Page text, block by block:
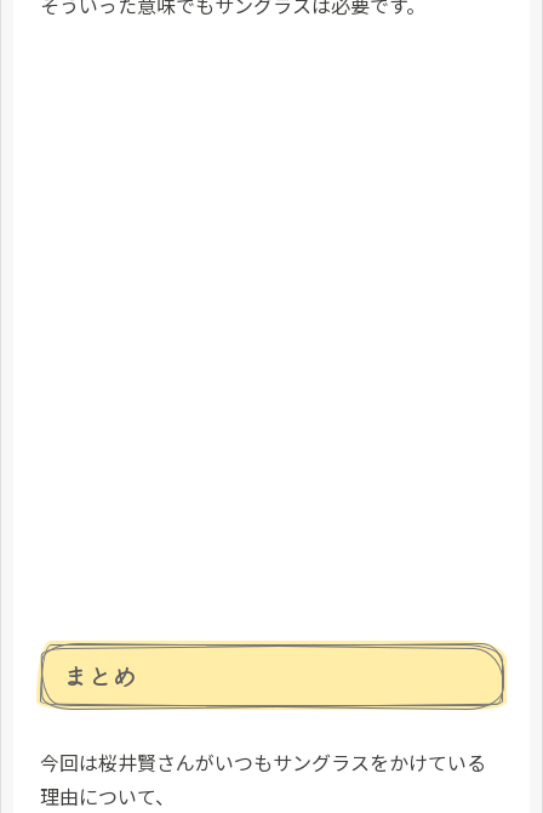
まとめ
今回は桜井賢さんがいつもサングラスをかけている
理由について、